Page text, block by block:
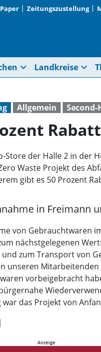
Zeitungszustellung
expand_more Landkreise expand_more
Allgemein Second-
Store der Halle 2 in der
Waste Projekt des
gibt es 50 Prozent
in Freimann
von Gebrauchtwaren
nächstgelegenen
und zum Transport von
unseren
vorbeigebracht
war das Projekt von